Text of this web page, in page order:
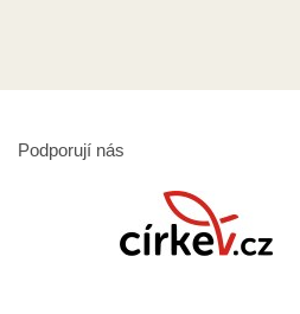
Podporují nás